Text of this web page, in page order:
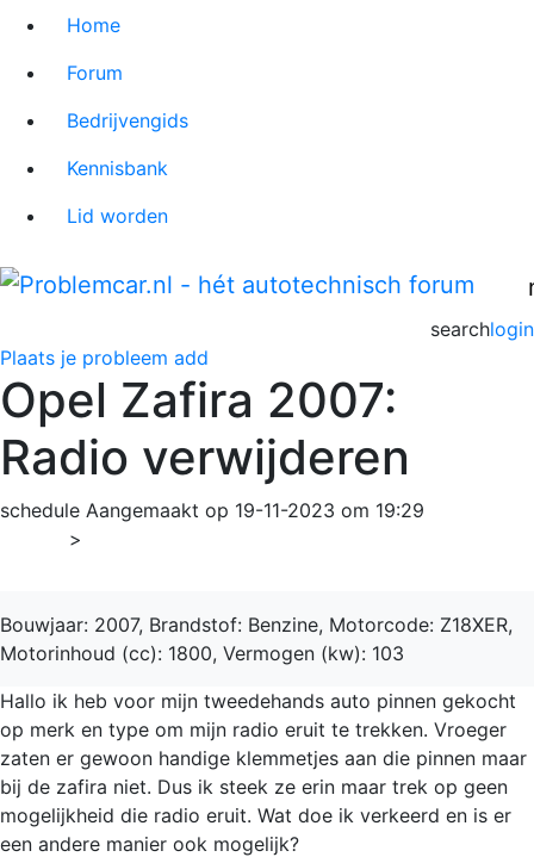
Home
Forum
Bedrijvengids
Kennisbank
Lid worden
login
search
Plaats je probleem add
Opel Zafira 2007:
Radio verwijderen
schedule Aangemaakt op 19-11-2023 om 19:29
>
Bouwjaar: 2007, Brandstof: Benzine, Motorcode: Z18XER,
Motorinhoud (cc): 1800, Vermogen (kw): 103
Hallo ik heb voor mijn tweedehands auto pinnen gekocht
op merk en type om mijn radio eruit te trekken. Vroeger
zaten er gewoon handige klemmetjes aan die pinnen maar
bij de zafira niet. Dus ik steek ze erin maar trek op geen
mogelijkheid die radio eruit. Wat doe ik verkeerd en is er
een andere manier ook mogelijk?